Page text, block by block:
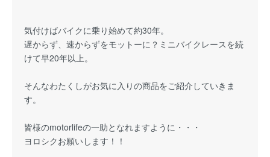
気付けばバイクに乗り始めて約30年。
遅からず、速からずをモットーに？ミニバイクレースを続
けて早20年以上。
そんなわたくしがお気に入りの商品をご紹介していきま
す。
皆様のmotorlifeの一助となれますように・・・
ヨロシクお願いします！！